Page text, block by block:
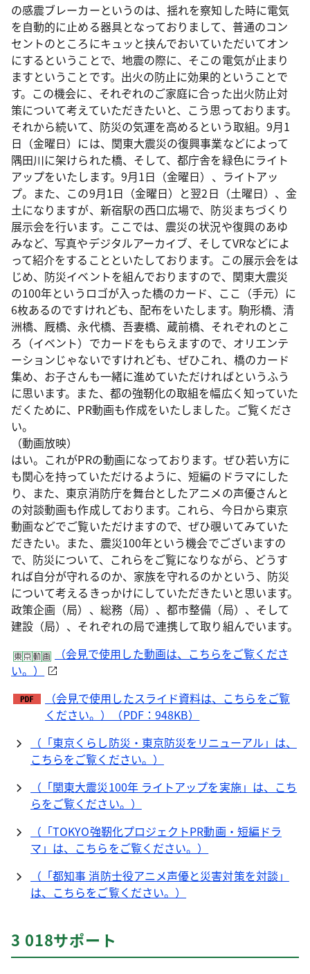
の感震ブレーカーというのは、揺れを察知した時に電気
を自動的に止める器具となっておりまして、普通のコン
セントのところにキュッと挟んでおいていただいてオン
にするということで、地震の際に、そこの電気が止まり
ますということです。出火の防止に効果的ということで
す。この機会に、それぞれのご家庭に合った出火防止対
策について考えていただきたいと、こう思っております。
それから続いて、防災の気運を高めるという取組。9月1
日（金曜日）には、関東大震災の復興事業などによって
隅田川に架けられた橋、そして、都庁舎を緑色にライト
アップをいたします。9月1日（金曜日）、ライトアッ
プ。また、この9月1日（金曜日）と翌2日（土曜日）、金
土になりますが、新宿駅の西口広場で、防災まちづくり
展示会を行います。ここでは、震災の状況や復興のあゆ
みなど、写真やデジタルアーカイブ、そしてVRなどによ
って紹介をすることといたしております。この展示会をは
じめ、防災イベントを組んでおりますので、関東大震災
の100年というロゴが入った橋のカード、ここ（手元）に
6枚あるのですけれども、配布をいたします。駒形橋、清
洲橋、厩橋、永代橋、吾妻橋、蔵前橋、それぞれのとこ
ろ（イベント）でカードをもらえますので、オリエンテ
ーションじゃないですけれども、ぜひこれ、橋のカード
集め、お子さんも一緒に進めていただければというふう
に思います。また、都の強靭化の取組を幅広く知っていた
だくために、PR動画も作成をいたしました。ご覧くださ
い。
（動画放映）
はい。これがPRの動画になっております。ぜひ若い方に
も関心を持っていただけるように、短編のドラマにした
り、また、東京消防庁を舞台としたアニメの声優さんと
の対談動画も作成しております。これら、今日から東京
動画などでご覧いただけますので、ぜひ覗いてみていた
だきたい。また、震災100年という機会でございますの
で、防災について、これらをご覧になりながら、どうす
れば自分が守れるのか、家族を守れるのかという、防災
について考えるきっかけにしていただきたいと思います。
政策企画（局）、総務（局）、都市整備（局）、そして
建設（局）、それぞれの局で連携して取り組んでいます。
（会見で使用した動画は、こちらをご覧くださ
い。）
（会見で使用したスライド資料は、こちらをご覧
ください。）（PDF：948KB）
（「東京くらし防災・東京防災をリニューアル」は、
こちらをご覧ください。）
（「関東大震災100年 ライトアップを実施」は、こち
らをご覧ください。）
（「TOKYO強靭化プロジェクトPR動画・短編ドラ
マ」は、こちらをご覧ください。）
（「都知事 消防士役アニメ声優と災害対策を対談」
は、こちらをご覧ください。）
3 018サポート